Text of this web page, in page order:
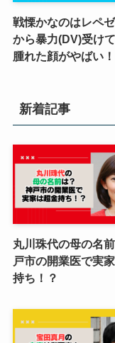
戦慄かなのはレペ
から暴力(DV)受け
腫れた顔がやばい！
新着記事
丸川珠代の母の名
戸市の開業医で実
持ち！？